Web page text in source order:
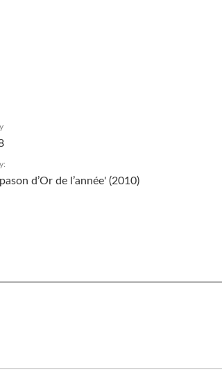
d’Or de l’année' (2010)